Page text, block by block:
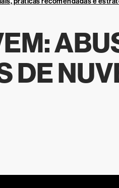
DE